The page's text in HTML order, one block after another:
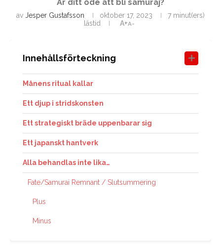
Är ditt öde att bli samuraj?
av Jesper Gustafsson oktober 17, 2023
7 minut(ers)
lästid
A+A-
Innehållsförteckning
Månens ritual kallar
Ett djup i stridskonsten
Ett strategiskt bräde uppenbarar sig
Ett japanskt hantverk
Alla behandlas inte lika…
Fate/Samurai Remnant / Slutsummering
Plus
Minus